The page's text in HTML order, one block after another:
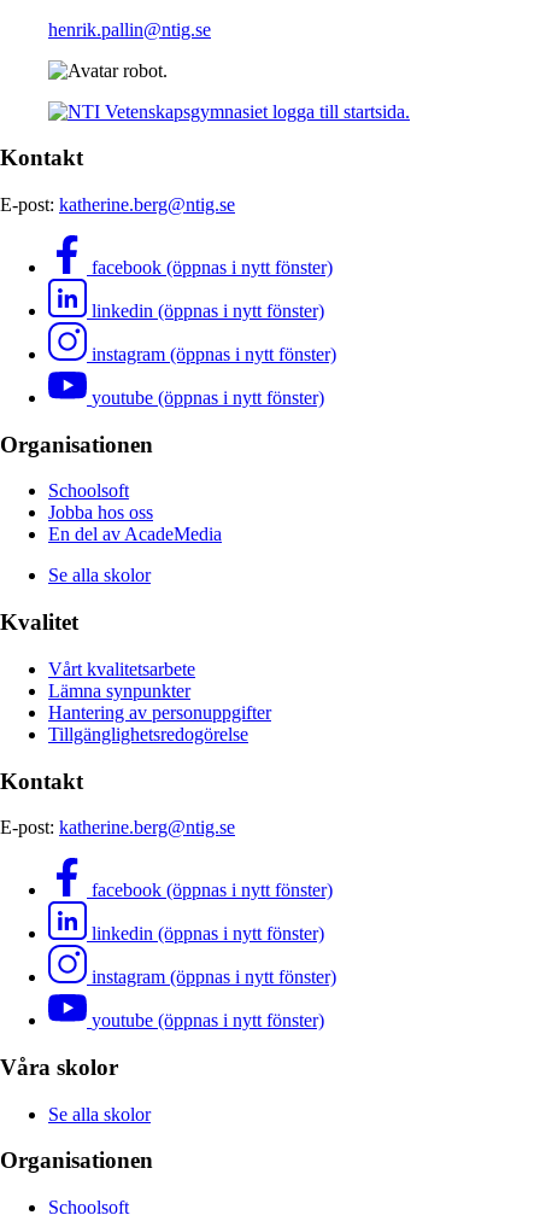
henrik.pallin@ntig.se
Kontakt
E-post: katherine.berg@ntig.se
facebook (öppnas i nytt fönster)
linkedin (öppnas i nytt fönster)
instagram (öppnas i nytt fönster)
youtube (öppnas i nytt fönster)
Organisationen
Schoolsoft
Jobba hos oss
En del av AcadeMedia
Se alla skolor
Kvalitet
Vårt kvalitetsarbete
Lämna synpunkter
Hantering av personuppgifter
Tillgänglighetsredogörelse
Kontakt
E-post: katherine.berg@ntig.se
facebook (öppnas i nytt fönster)
linkedin (öppnas i nytt fönster)
instagram (öppnas i nytt fönster)
youtube (öppnas i nytt fönster)
Våra skolor
Se alla skolor
Organisationen
Schoolsoft